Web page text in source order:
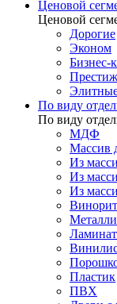
Ценовой
Ценовой
Дорогие
Эконом
Бизнес-
Престиж
По виду
По виду
МДФ
Массив
Из
Из
Из
Винорит
Ламинат
Пластик
ПВХ